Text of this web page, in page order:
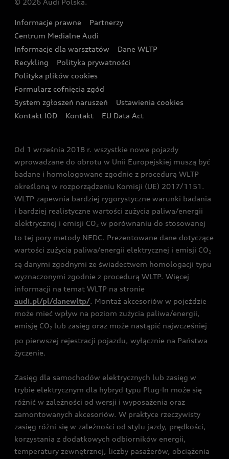
Wyszukaj najbliższego Partnera Audi
Oferta dla przedsiębiorców
Oferta dla klientów prywatnych
Kalkulator rat
Ubezpieczenie
Audi exclusive
Zasięg
Gwarancja
Akcje serwisowe Audi
Katalog online akcesoriów
Audi i Muzeum Sztuki Nowoczesnej w Warszawie
Audi driving experience
Audi quattro Cup
Audi i Puchar Świata w Skokach Narciarskich w
Zakopanem
© 2026 Audi Polska.
Informacje prawne
Partnerzy
Centrum Medialne Audi
Informacje dla warsztatów
Dane WLTP
Recykling
Polityka prywatności
Polityka plików cookies
Formularz cofnięcia zgód
System zgłoszeń naruszeń
Ustawienia cookies
Kontakt IOD
Kontakt EU Data Act
Od 1 września 2018 r. wszystkie nowe pojazdy
wprowadzane do obrotu w Unii Europejskiej muszą być
badane i homologowane zgodnie z procedurą WLTP
określoną w rozporządzeniu Komisji (UE) 2017/1151.
WLTP zapewnia bardziej rygorystyczne warunki badania
i bardziej realistyczne wartości zużycia paliwa/energii
elektrycznej i emisji CO2 w porównaniu do stosowanej
to tej pory metody NEDC. Prezentowane dane dotyczące
wartości zużycia paliwa/energii elektrycznej i emisji CO2
są danymi zgodnymi ze świadectwem homologacji typu
wyznaczonymi zgodnie z procedurą WLTP. Więcej
informacji na temat WLTP na stronie
audi.pl/pl/danewltp/. Montaż akcesoriów w pojeździe
może mieć wpływ na poziom zużycia paliwa/energii,
emisję CO2 lub zasięg oraz może nastąpić najwcześniej
po pierwszej rejestracji pojazdu, wyłącznie na Państwa
życzenie.
Zasięg dla samochodów elektrycznych lub zasięg w
trybie elektrycznym dla hybryd typu Plug-In może się
różnić w zależności od wersji i wyposażenia oraz
zamontowanych akcesoriów. W praktyce rzeczywisty
zasięg różni się w zależności od stylu jazdy, prędkości,
korzystania z dodatkowych odbiorników energii,
temperatury zewnętrznej, liczby pasażerów, obciążenia